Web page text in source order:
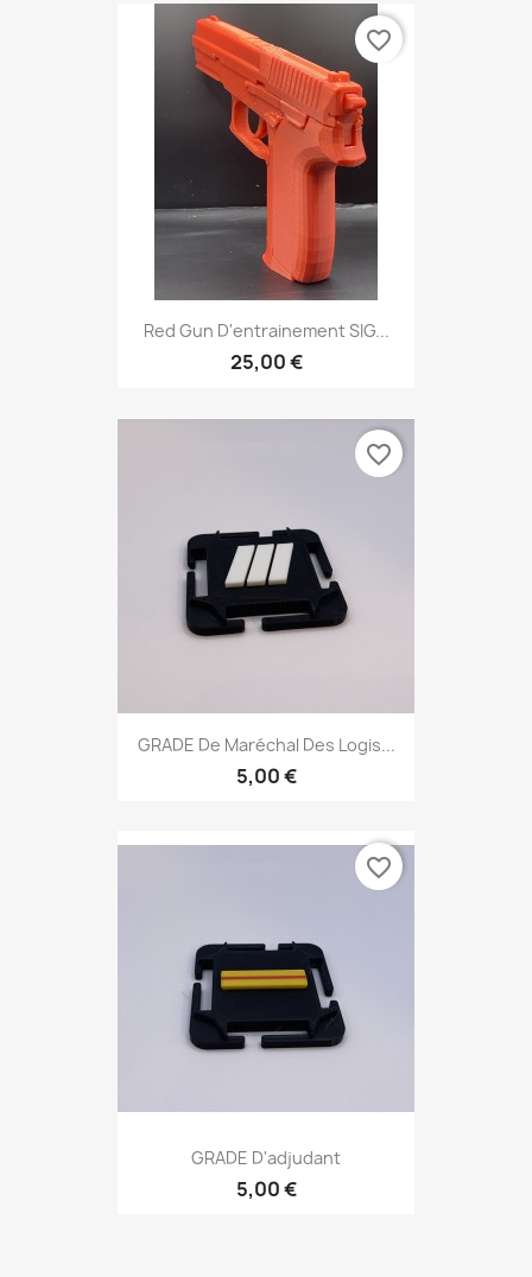
Red Gun D'entrainement SIG...
25,00 €
favorite_border
GRADE De Maréchal Des Logis...
5,00 €
favorite_border
GRADE D'adjudant
5,00 €
favorite_border